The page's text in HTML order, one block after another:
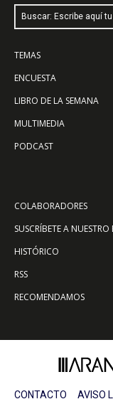
Buscar: Escribe aquí
TEMAS
ENCUESTA
LIBRO DE LA SEMANA
MULTIMEDIA
PODCAST
COLABORADORES
SUSCRÍBETE A
HISTÓRICO
RSS
RECOMENDAMOS
CONTACTO AVISO